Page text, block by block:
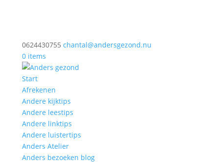
0624430755 chantal@andersgezond.nu
0 items
Start
Afrekenen
Andere kijktips
Andere leestips
Andere linktips
Andere luistertips
Anders Atelier
Anders bezoeken blog